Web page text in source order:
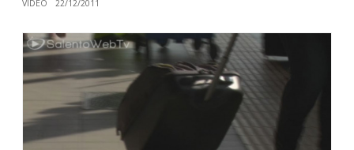
VIDEO 22/12/2011